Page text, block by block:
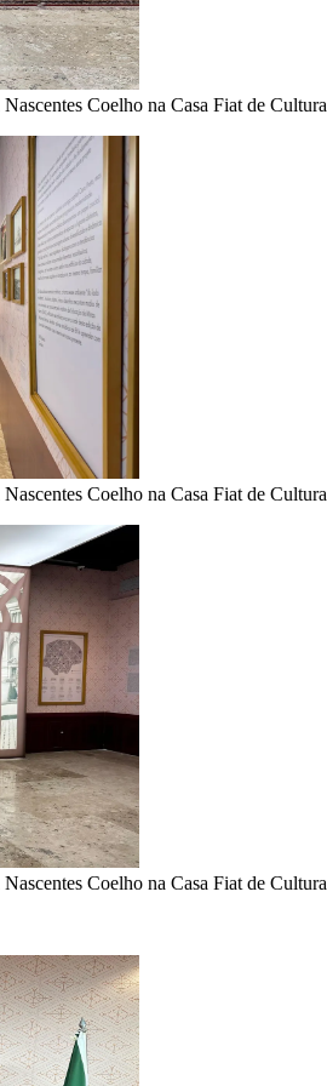
Coelho na Casa Fiat de Cultura
Coelho na Casa Fiat de Cultura
Coelho na Casa Fiat de Cultura